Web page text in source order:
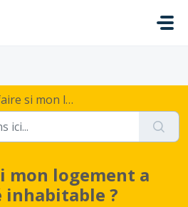
a été déclaré inhabitable ?
mon logement a
inhabitable ?